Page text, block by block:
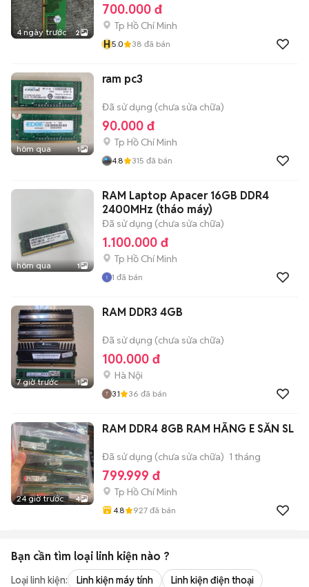
4 ngày trước 2
700.000 đ
Tp Hồ Chí Minh
H5.0 38 đã bán
hôm qua 1
ram pc3
Đã sử dụng (chưa sửa chữa)
90.000 đ
Tp Hồ Chí Minh
4.8 315 đã bán
hôm qua 1
RAM Laptop Apacer 16GB DDR4
2400MHz (tháo máy)
Đã sử dụng (chưa sửa chữa)
1.100.000 đ
Tp Hồ Chí Minh
1 đã bán
7 giờ trước 1
RAM DDR3 4GB
Đã sử dụng (chưa sửa chữa)
100.000 đ
Hà Nội
3.1 36 đã bán
24 giờ trước 4
RAM DDR4 8GB RAM HÃNG E SẴN SL
Đã sử dụng (chưa sửa chữa) 1 tháng
799.999 đ
Tp Hồ Chí Minh
4.8 927 đã bán
Bạn cần tìm loại linh kiện nào ?
Loại linh kiện: Linh kiện máy tính Linh kiện điện thoại